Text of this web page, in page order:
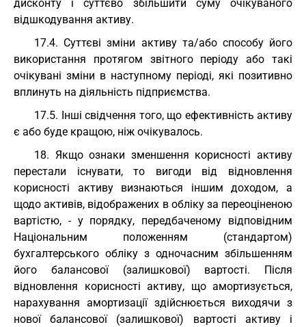
дисконту і суттєво збільшити суму очікуваного
відшкодування активу.
17.4. Суттєві зміни активу та/або способу його
використання протягом звітного періоду або такі
очікувані зміни в наступному періоді, які позитивно
вплинуть на діяльність підприємства.
17.5. Інші свідчення того, що ефективність активу
є або буде кращою, ніж очікувалось.
18. Якщо ознаки зменшення корисності активу
перестали існувати, то вигоди від відновлення
корисності активу визнаються іншим доходом, а
щодо активів, відображених в обліку за переоціненою
вартістю, - у порядку, передбаченому відповідним
Національним положенням (стандартом)
бухгалтерського обліку з одночасним збільшенням
його балансової (залишкової) вартості. Після
відновлення корисності активу, що амортизується,
нарахування амортизації здійснюється виходячи з
нової балансової (залишкової) вартості активу і